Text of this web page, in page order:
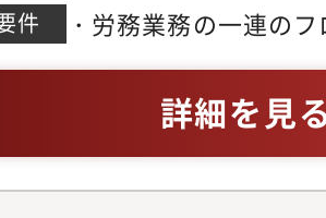
（子会社含む約400
各部署調整・行政対
応【制度・労務体制
規程の見直しおよび
パートナーとの連携
件
・労務業務の一連の
方・労務業務のレビ
与のレビュー経験（
詳細を見